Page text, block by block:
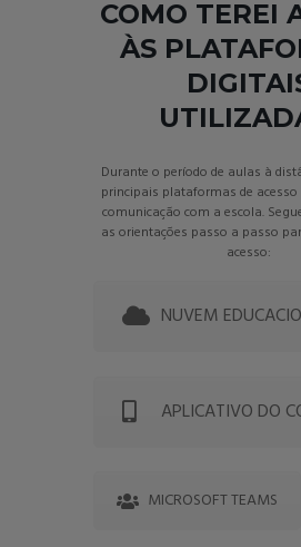
COMO TEREI
ÀS
Durante o período de aulas à
principais plataformas de
comunicação com a escola.
as orientações passo a passo
acesso:
NUVEM
APLICATIVO DO
MICROSOFT TEAMS